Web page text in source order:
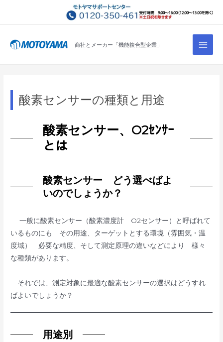
商社とメーカー「機能複合型企業」
Main
酸素センサーの種類と用途
酸素センサー、O2ｾﾝｻｰ
とは
酸素センサー どう選べばよ
いのでしょうか？
一般に酸素センサー（酸素濃度計 O2センサー）と呼ばれて
いるものにも その用途、ターゲットとする環境（雰囲気・温
度域） 必要な精度、そして測定原理の違いなどにより 様々
な種類があります。
それでは、測定対象に最適な酸素センサーの選択はどうすれ
ばよいでしょうか？
用途別